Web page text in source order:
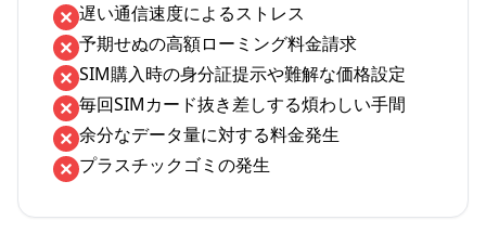
遅い通信速度によるストレス
予期せぬの高額ローミング料金請求
SIM購入時の身分証提示や難解な価格設定
毎回SIMカード抜き差しする煩わしい手間
余分なデータ量に対する料金発生
プラスチックゴミの発生